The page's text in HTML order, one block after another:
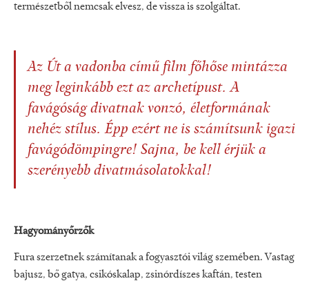
természetből nemcsak elvesz, de vissza is szolgáltat.
Az Út a vadonba című film főhőse mintázza
meg leginkább ezt az archetípust. A
favágóság divatnak vonzó, életformának
nehéz stílus. Épp ezért ne is számítsunk igazi
favágódömpingre! Sajna, be kell érjük a
szerényebb divatmásolatokkal!
Hagyományőrzők
Fura szerzetnek számítanak a fogyasztói világ szemében. Vastag
bajusz, bő gatya, csikóskalap, zsinórdíszes kaftán, testen